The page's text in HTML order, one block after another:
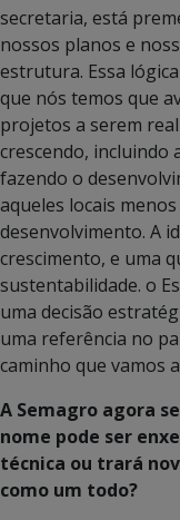
secretaria, está
nossos planos e
estrutura. Essa
que nós temos que
projetos a serem
crescendo, incluindo
fazendo o
aqueles locais
desenvolvimento. A
crescimento, e uma
sustentabilidade. o
uma decisão
uma referência no
caminho que vamos
A Semagro agora
nome pode ser
técnica ou trará
como um todo?